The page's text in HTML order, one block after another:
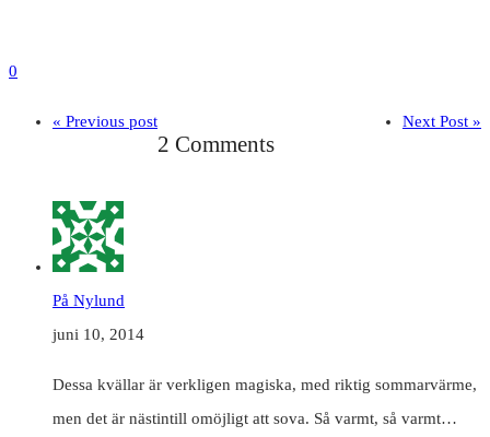
0
« Previous post Next Post »
2 Comments
På Nylund
juni 10, 2014
Dessa kvällar är verkligen magiska, med riktig sommarvärme,
men det är nästintill omöjligt att sova. Så varmt, så varmt…